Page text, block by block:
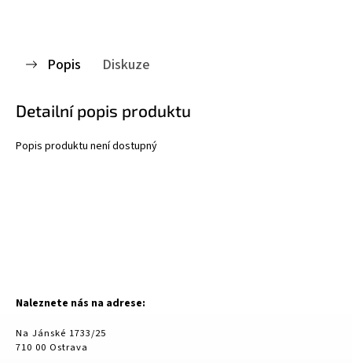
Popis Diskuze
Detailní popis produktu
Popis produktu není dostupný
Naleznete nás na adrese:
Na Jánské 1733/25
710 00 Ostrava